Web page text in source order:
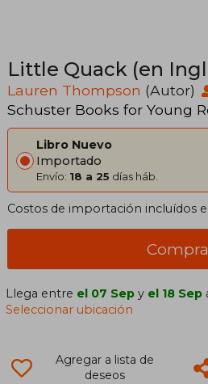
Little Quack (en
Lauren Thompson (Autor)
Schuster Books for Young
Libro Nuevo
Importado
Envío: 18 a 25 días háb.
Costos de importación incluídos
Llega entre el 07 Sep y el 18 Sep
Seleccionar ubicación
Agregar a lista de
deseos